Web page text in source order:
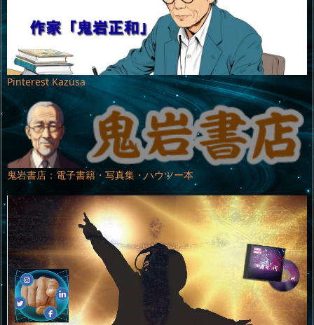
Pinterest Kazusa
鬼岩書店：電子書籍・写真集・ハウツー本